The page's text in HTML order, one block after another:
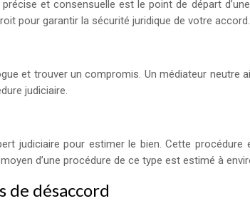
et consensuelle est le point de départ
pour garantir la sécurité juridique de votre accord.
et trouver un compromis. Un médiateur
judiciaire.
judiciaire pour estimer le bien. Cette
d’une procédure de ce type est estimé à
de désaccord